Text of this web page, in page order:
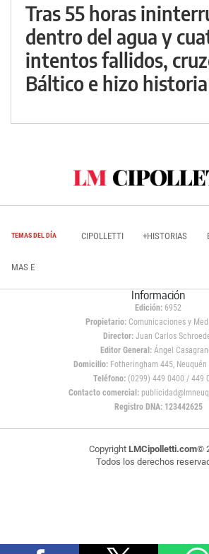
Tras 55 horas
dentro del agua y
intentos fallidos,
Báltico e hizo historia
TEMAS DEL DÍA CIPOLLETTI +HISTORIAS
MAS E
Información
Edición: 6952
Propietario:Comunicaciones y
Director: Juan Carlos
Editor General:Ángel
Domicilio:Fotheringham 445, Neuquén
Teléfono: (0299) 449 0400 / 449
Contacto comercial:
Registro DNA: 123442625
Copyright LMCipolletti.com©
Todos los derechos